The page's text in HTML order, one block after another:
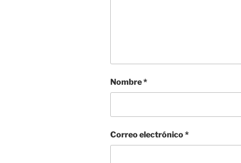
Nombre*
Correo electrónico*